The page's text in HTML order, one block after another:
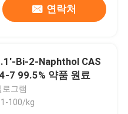
연락처
Bi-2-Naphthol CAS
7 99.5% 약품 원료
로그램
100/kg